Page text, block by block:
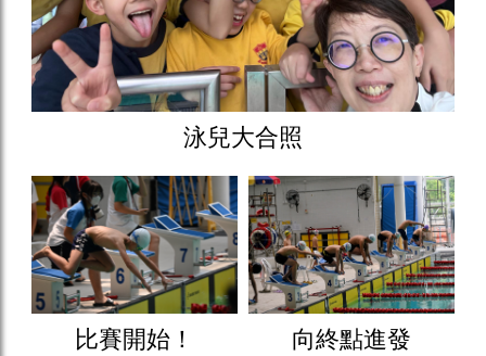
泳兒大合照
比賽開始！ 向終點進發